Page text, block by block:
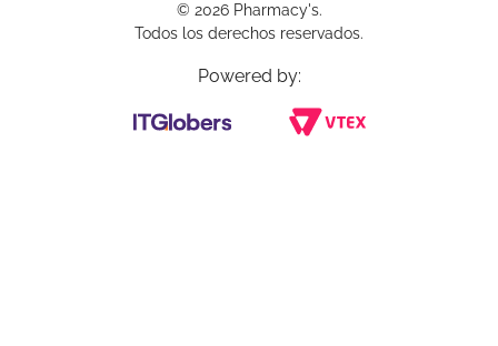
© 2026 Pharmacy's.
Todos los derechos reservados.
Powered by: